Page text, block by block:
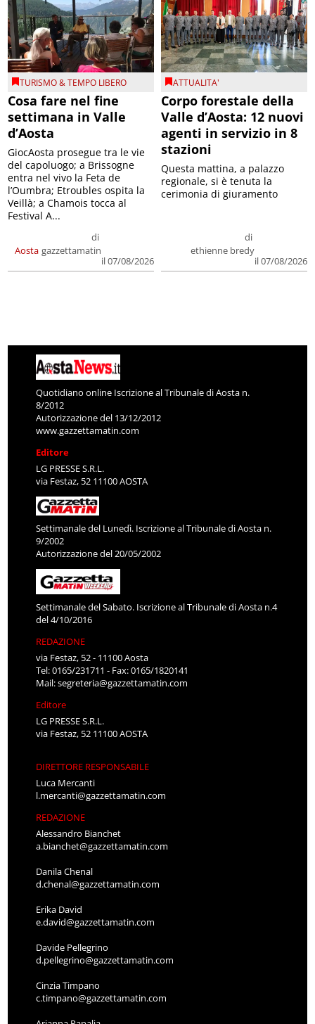
TURISMO & TEMPO LIBERO
Cosa fare nel fine
settimana in Valle
d’Aosta
Aosta
di
gazzettamatin
il 07/08/2026
GiocAosta prosegue tra le vie
del capoluogo; a Brissogne
entra nel vivo la Feta de
l’Oumbra; Etroubles ospita la
Veillà; a Chamois tocca al
Festival A...
ATTUALITA'
Corpo forestale della
Valle d’Aosta: 12 nuovi
agenti in servizio in 8
stazioni
di
ethienne bredy
il 07/08/2026
Questa mattina, a palazzo
regionale, si è tenuta la
cerimonia di giuramento
Quotidiano online Iscrizione al Tribunale di Aosta n.
8/2012
Autorizzazione del 13/12/2012
www.gazzettamatin.com
Editore
LG PRESSE S.R.L.
via Festaz, 52 11100 AOSTA
Settimanale del Lunedì. Iscrizione al Tribunale di Aosta n.
9/2002
Autorizzazione del 20/05/2002
Settimanale del Sabato. Iscrizione al Tribunale di Aosta n.4
del 4/10/2016
REDAZIONE
via Festaz, 52 - 11100 Aosta
Tel: 0165/231711 - Fax: 0165/1820141
Mail:segreteria@gazzettamatin.com
Editore
LG PRESSE S.R.L.
via Festaz, 52 11100 AOSTA
DIRETTORE RESPONSABILE
Luca Mercanti
l.mercanti@gazzettamatin.com
REDAZIONE
Alessandro Bianchet
a.bianchet@gazzettamatin.com
Danila Chenal
d.chenal@gazzettamatin.com
Erika David
e.david@gazzettamatin.com
Davide Pellegrino
d.pellegrino@gazzettamatin.com
Cinzia Timpano
c.timpano@gazzettamatin.com